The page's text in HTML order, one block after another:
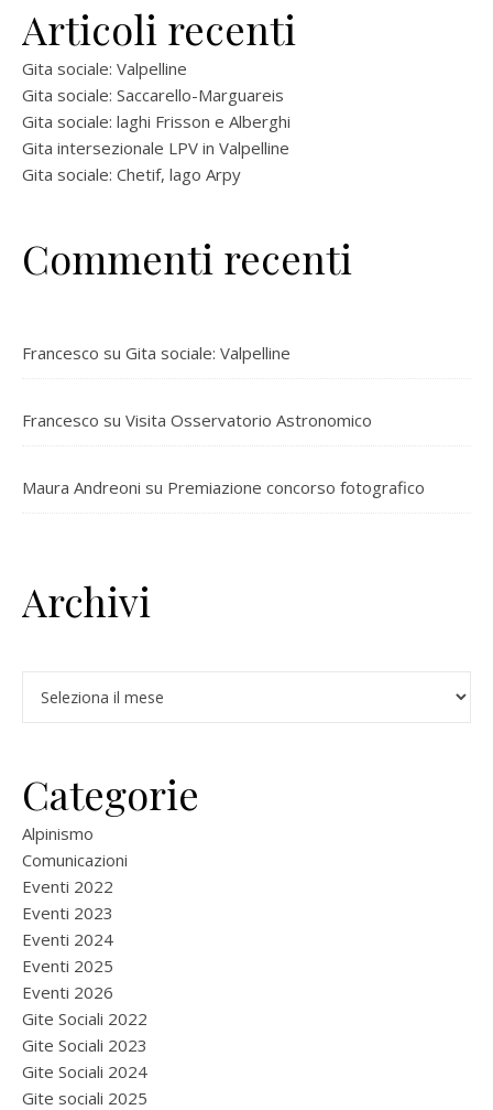
Articoli recenti
Gita sociale: Valpelline
Gita sociale: Saccarello-Marguareis
Gita sociale: laghi Frisson e Alberghi
Gita intersezionale LPV in Valpelline
Gita sociale: Chetif, lago Arpy
Commenti recenti
Francesco su Gita sociale: Valpelline
Francesco su Visita Osservatorio Astronomico
Maura Andreoni su Premiazione concorso fotografico
Archivi
Archivi
Categorie
Alpinismo
Comunicazioni
Eventi 2022
Eventi 2023
Eventi 2024
Eventi 2025
Eventi 2026
Gite Sociali 2022
Gite Sociali 2023
Gite Sociali 2024
Gite sociali 2025